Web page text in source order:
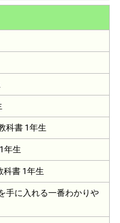
科書 1年生
年生
科書 1年生
手に入れる一番わかりや